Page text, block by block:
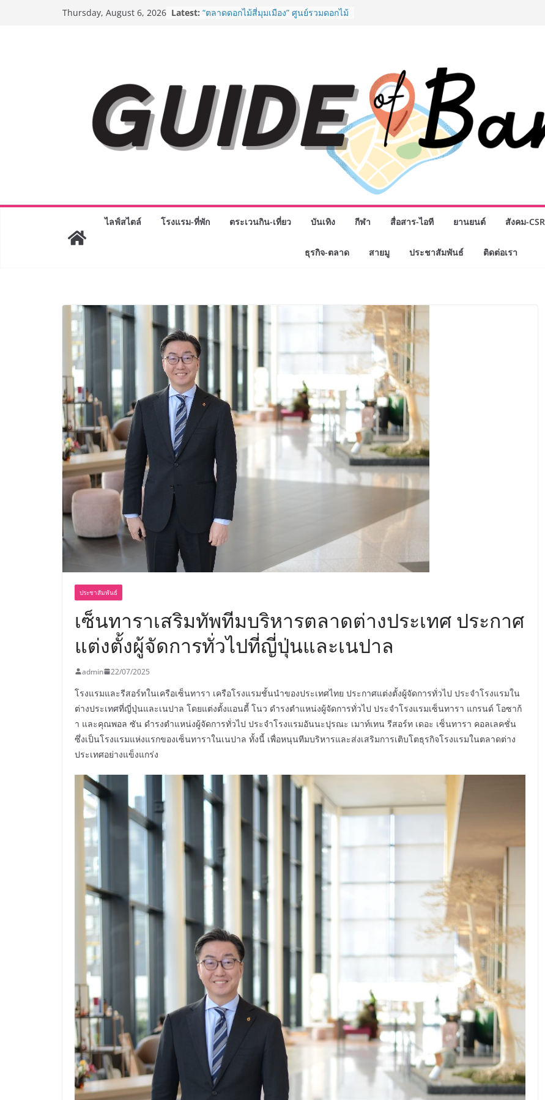
Thursday, August 6, 2026 Latest: “ตลาดดอกไม้สี่มุมเมือง” ศูนย์รวมดอกไม้
“CE-7 MATCH” ฝีมือคนไทย ร่วมภารกิจ
สำรวจดวงจันทร์ 24 สิงหาคมนี้
เจาะเบื้องหลังความสำเร็จของ The 1
Day 2026 จากแคมเปญสู่ Shopping
Phenomenon ของไทย เมื่อ
Experience-driven Loyalty พลิก
“ประสบการณ์” สู่แรงขับเคลื่อนการใช้
จ่าย ผสาน Ecosystem ที่แข็งแกร่งของ
กรมการท่องเที่ยวเดินหน้าสร้าง Green
Coach รุ่นใหม่ ขับเคลื่อนการท่องเที่ยว
BEDO เดินหน้าจัดกิจกรรมเจรจาธุรกิจ
ไลฟ์สไตล์ โรงแรม-ที่พัก ตระเวนกิน-เที่ยว บันเทิง กีฬา สื่อสาร-ไอที ยานยนต์ สังคม-CSR
ธุรกิจ-ตลาด สายมู ประชาสัมพันธ์ ติดต่อเรา
ประชาสัมพันธ์
เซ็นทาราเสริมทัพทีมบริหารตลาดต่างประเทศ ประกาศ
แต่งตั้งผู้จัดการทั่วไปที่ญี่ปุ่นและเนปาล
admin 22/07/2025
โรงแรมและรีสอร์ทในเครือเซ็นทารา เครือโรงแรมชั้นนำของประเทศไทย ประกาศแต่งตั้งผู้จัดการทั่วไป ประจำโรงแรมใน
ต่างประเทศที่ญี่ปุ่นและเนปาล โดยแต่งตั้งแอนดี้ โนว ดำรงตำแหน่งผู้จัดการทั่วไป ประจำโรงแรมเซ็นทารา แกรนด์ โอซาก้
า และคุณพอล ซัน ดำรงตำแหน่งผู้จัดการทั่วไป ประจำโรงแรมอันนะปุรณะ เมาท์เทน รีสอร์ท เดอะ เซ็นทารา คอลเลคชั่น
ซึ่งเป็นโรงแรมแห่งแรกของเซ็นทาราในเนปาล ทั้งนี้ เพื่อหนุนทีมบริหารและส่งเสริมการเติบโตธุรกิจโรงแรมในตลาดต่าง
ประเทศอย่างแข็งแกร่ง